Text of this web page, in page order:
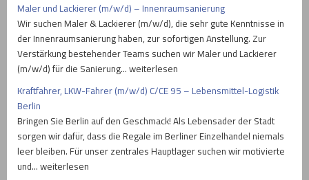
Maler und Lackierer (m/w/d) – Innenraumsanierung
Wir suchen Maler & Lackierer (m/w/d), die sehr gute Kenntnisse in
der Innenraumsanierung haben, zur sofortigen Anstellung. Zur
Verstärkung bestehender Teams suchen wir Maler und Lackierer
(m/w/d) für die Sanierung… weiterlesen
Kraftfahrer, LKW-Fahrer (m/w/d) C/CE 95 – Lebensmittel-Logistik
Berlin
Bringen Sie Berlin auf den Geschmack! Als Lebensader der Stadt
sorgen wir dafür, dass die Regale im Berliner Einzelhandel niemals
leer bleiben. Für unser zentrales Hauptlager suchen wir motivierte
und… weiterlesen